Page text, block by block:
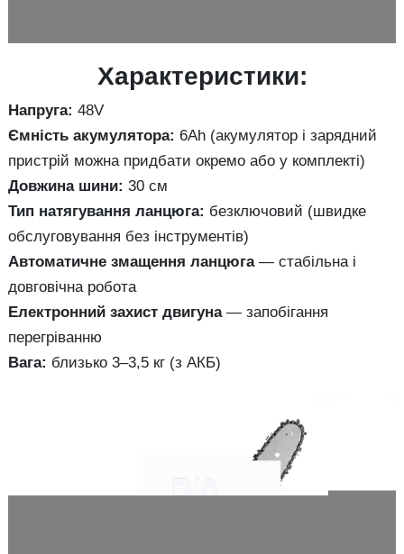
Характеристики:
Напруга: 48V
Ємність акумулятора: 6Ah (акумулятор і зарядний
пристрій можна придбати окремо або у комплекті)
Довжина шини: 30 см
Тип натягування ланцюга: безключовий (швидке
обслуговування без інструментів)
Автоматичне змащення ланцюга— стабільна і
довговічна робота
Електронний захист двигуна— запобігання
перегріванню
Вага: близько 3–3,5 кг (з АКБ)